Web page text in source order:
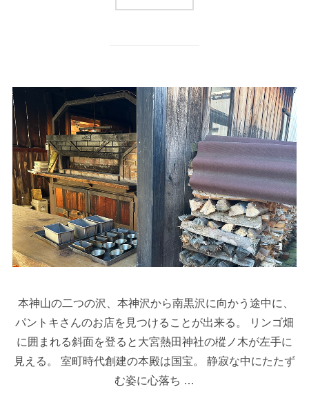
本神山の二つの沢、本神沢から南黒沢に向かう途中に、
パントキさんのお店を見つけることが出来る。 リンゴ畑
に囲まれる斜面を登ると大宮熱田神社の樅ノ木が左手に
見える。 室町時代創建の本殿は国宝。 静寂な中にたたず
む姿に心落ち …